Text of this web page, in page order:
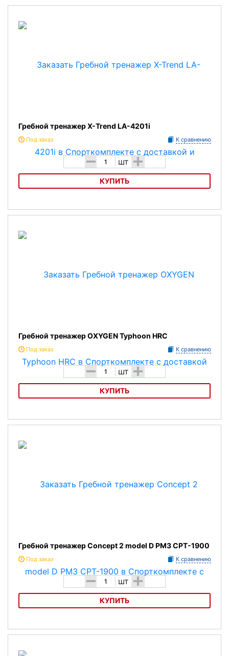
Гребной тренажер X-Trend LA-4201i
Под заказ К сравнению
- шт +
КУПИТЬ
Гребной тренажер X-Trend LA-4201i
Гребной тренажер OXYGEN Typhoon HRC
Под заказ К сравнению
- шт +
КУПИТЬ
Гребной тренажер OXYGEN Typhoon HRC
Гребной тренажер Concept 2 model D PM3 CPT-1900
Под заказ К сравнению
- шт +
КУПИТЬ
Гребной тренажер Concept 2 model D PM3 CPT-1900